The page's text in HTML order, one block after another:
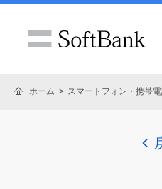
ホーム スマートフォン・携帯